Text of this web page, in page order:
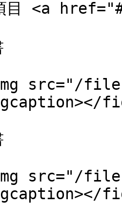
目 <a
src="/files/
src="/files/